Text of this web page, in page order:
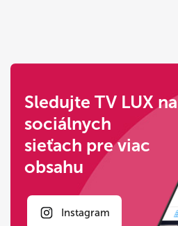
Sledujte TV LUX na
sociálnych
sieťach pre viac
obsahu
Instagram